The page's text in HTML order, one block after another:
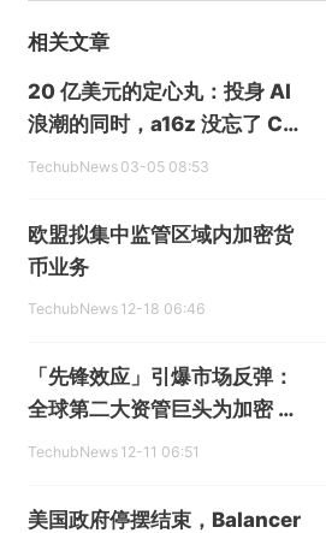
相关文章
20 亿美元的定心丸：投身 AI
浪潮的同时，a16z 没忘了 Cry
pto
TechubNews 03-05 08:53
欧盟拟集中监管区域内加密货
币业务
TechubNews 12-18 06:46
「先锋效应」引爆市场反弹：
全球第二大资管巨头为加密 E
TF 开闸
TechubNews 12-11 06:51
美国政府停摆结束，Balancer